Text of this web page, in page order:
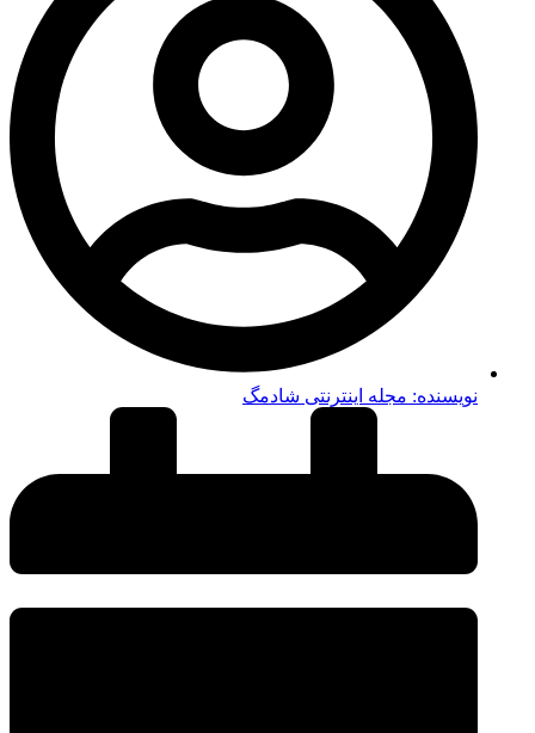
نویسنده: مجله اینترنتی شادمگ